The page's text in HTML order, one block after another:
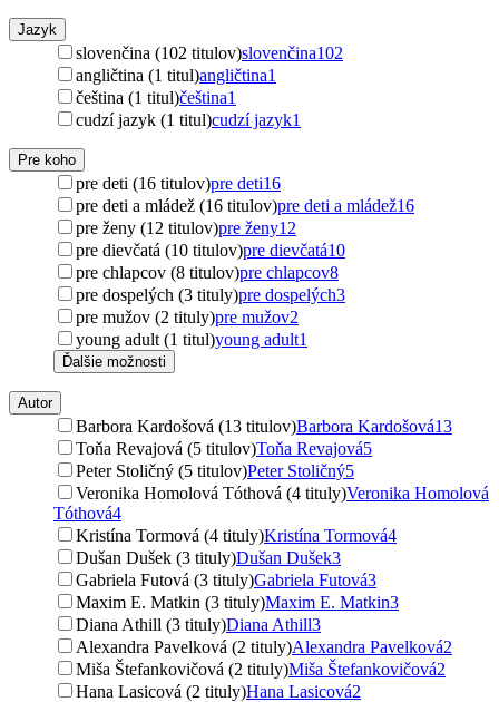
Jazyk
slovenčina (102 titulov)slovenčina102
angličtina (1 titul)angličtina1
čeština (1 titul)čeština1
cudzí jazyk (1 titul)cudzí jazyk1
Pre koho
pre deti (16 titulov)pre deti16
pre deti a mládež (16 titulov)pre deti a mládež16
pre ženy (12 titulov)pre ženy12
pre dievčatá (10 titulov)pre dievčatá10
pre chlapcov (8 titulov)pre chlapcov8
pre dospelých (3 tituly)pre dospelých3
pre mužov (2 tituly)pre mužov2
young adult (1 titul)young adult1
Ďalšie možnosti
Autor
Barbora Kardošová (13 titulov)Barbora Kardošová13
Toňa Revajová (5 titulov)Toňa Revajová5
Peter Stoličný (5 titulov)Peter Stoličný5
Veronika Homolová Tóthová (4 tituly)Veronika Homolová
Tóthová4
Kristína Tormová (4 tituly)Kristína Tormová4
Dušan Dušek (3 tituly)Dušan Dušek3
Gabriela Futová (3 tituly)Gabriela Futová3
Maxim E. Matkin (3 tituly)Maxim E. Matkin3
Diana Athill (3 tituly)Diana Athill3
Alexandra Pavelková (2 tituly)Alexandra Pavelková2
Miša Štefankovičová (2 tituly)Miša Štefankovičová2
Hana Lasicová (2 tituly)Hana Lasicová2